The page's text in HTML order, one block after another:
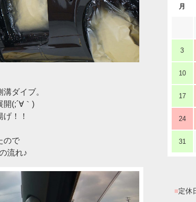
ダイブ。
開(;´∀｀)
！！
ので
流れ♪
月
3
10
17
24
31
■定休